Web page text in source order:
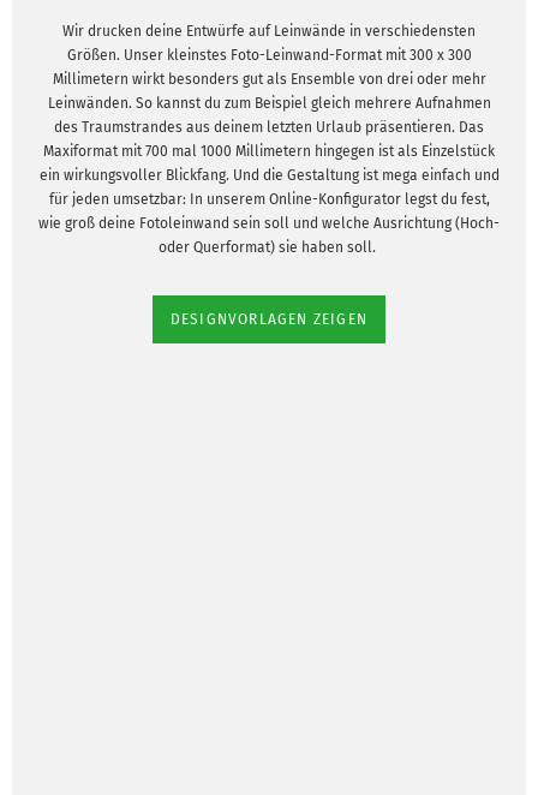
Wir drucken deine Entwürfe auf Leinwände in verschiedensten
Größen. Unser kleinstes Foto-Leinwand-Format mit 300 x 300
Millimetern wirkt besonders gut als Ensemble von drei oder mehr
Leinwänden. So kannst du zum Beispiel gleich mehrere Aufnahmen
des Traumstrandes aus deinem letzten Urlaub präsentieren. Das
Maxiformat mit 700 mal 1000 Millimetern hingegen ist als Einzelstück
ein wirkungsvoller Blickfang. Und die Gestaltung ist mega einfach und
für jeden umsetzbar: In unserem Online-Konfigurator legst du fest,
wie groß deine Fotoleinwand sein soll und welche Ausrichtung (Hoch-
oder Querformat) sie haben soll.
DESIGNVORLAGEN ZEIGEN